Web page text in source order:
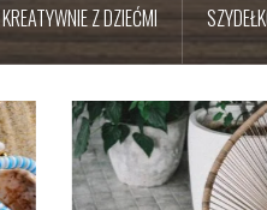
KREATYWNIE Z DZIEĆMI